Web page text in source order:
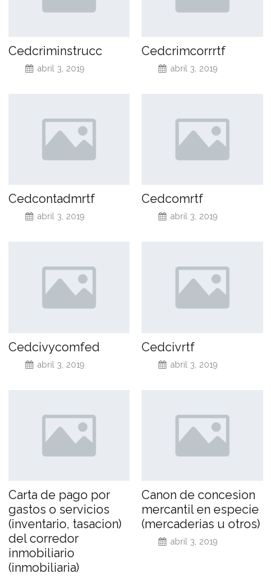
Cedcriminstrucc
abril 3, 2019
Cedcrimcorrrtf
abril 3, 2019
Cedcontadmrtf
abril 3, 2019
Cedcomrtf
abril 3, 2019
Cedcivycomfed
abril 3, 2019
Cedcivrtf
abril 3, 2019
Carta de pago por
gastos o servicios
(inventario, tasacion)
del corredor
inmobiliario
(inmobiliaria)
Canon de concesion
mercantil en especie
(mercaderias u otros)
abril 3, 2019